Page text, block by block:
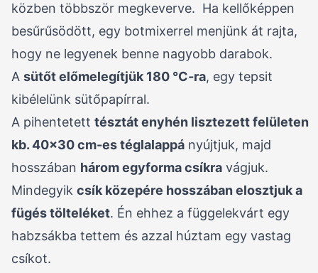
közben többször megkeverve. Ha kellőképpen
besűrűsödött, egy botmixerrel menjünk át rajta,
hogy ne legyenek benne nagyobb darabok.
A sütőt előmelegítjük 180 °C-ra, egy tepsit
kibélelünk sütőpapírral.
A pihentetett tésztát enyhén lisztezett felületen
kb. 40×30 cm-es téglalappá nyújtjuk, majd
hosszában három egyforma csíkra vágjuk.
Mindegyik csík közepére hosszában elosztjuk a
fügés tölteléket. Én ehhez a függelekvárt egy
habzsákba tettem és azzal húztam egy vastag
csíkot.